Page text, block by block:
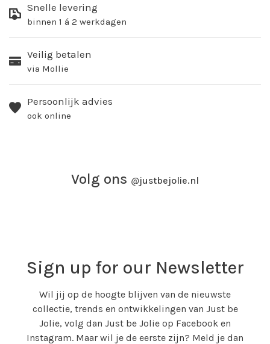
Snelle levering
binnen 1 á 2 werkdagen
Veilig betalen
via Mollie
Persoonlijk advies
ook online
Volg ons @justbejolie.nl
Sign up for our Newsletter
Wil jij op de hoogte blijven van de nieuwste
collectie, trends en ontwikkelingen van Just be
Jolie, volg dan Just be Jolie op Facebook en
Instagram. Maar wil je de eerste zijn? Meld je dan